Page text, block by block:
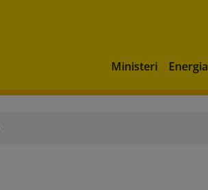
Ministeri Energia